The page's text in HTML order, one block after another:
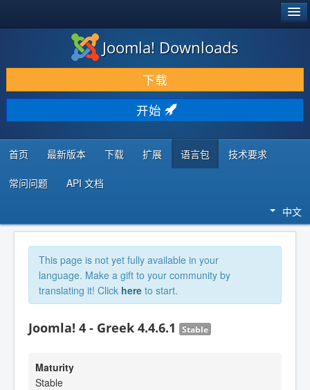
下载 & 扩展
发现 & 学习
社区 & 支持
开发者资源
Joomla! Downloads
下载
开始
首页 最新版本 下载 扩展 语言包 技术要求
常问问题 API 文档
中文
This page is not yet fully available in your
language. Make a gift to your community by
translating it! Click here to start.
Joomla! 4 - Greek 4.4.6.1 Stable
Maturity
Stable